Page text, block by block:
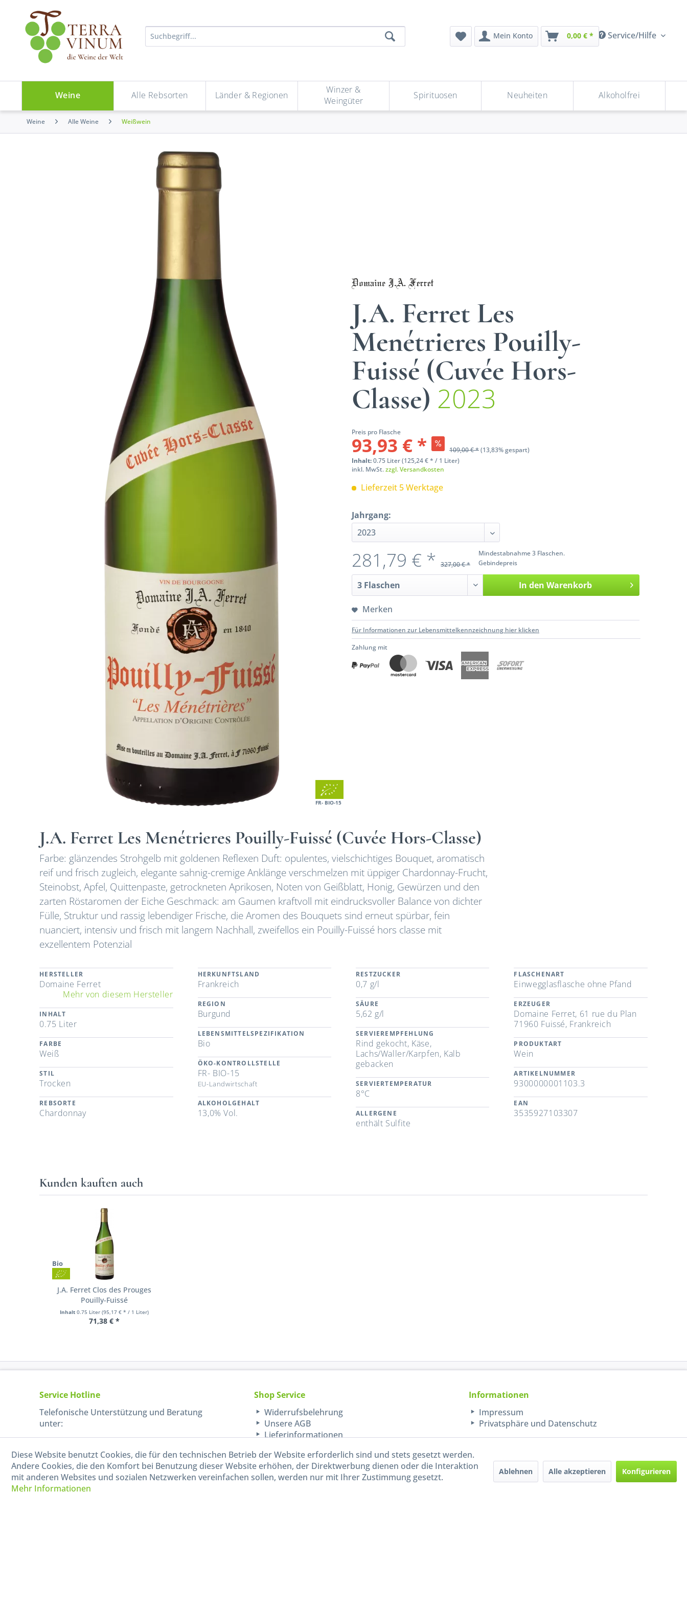
Service/Hilfe
Mein Konto 0,00 € *
Weine Alle Rebsorten Länder & Regionen
Winzer &
Weingüter
Spirituosen Neuheiten Alkoholfrei
Weine Alle Weine Weißwein
FR- BIO-15
J.A. Ferret Les
Menétrieres Pouilly-
Fuissé (Cuvée Hors-
Classe) 2023
Preis pro Flasche
93,93 € * 109,00 € *(13,83% gespart)
Inhalt:0.75 Liter (125,24 € * / 1 Liter)
inkl. MwSt.zzgl. Versandkosten
Lieferzeit 5 Werktage
Jahrgang:
Mindestabnahme 3 Flaschen.
Gebindepreis
281,79 € * 327,00 € *
In den Warenkorb
Merken
Für Informationen zur Lebensmittelkennzeichnung hier klicken
Zahlung mit
J.A. Ferret Les Menétrieres Pouilly-Fuissé (Cuvée Hors-Classe)
Farbe: glänzendes Strohgelb mit goldenen Reflexen Duft: opulentes, vielschichtiges Bouquet, aromatisch
reif und frisch zugleich, elegante sahnig-cremige Anklänge verschmelzen mit üppiger Chardonnay-Frucht,
Steinobst, Apfel, Quittenpaste, getrockneten Aprikosen, Noten von Geißblatt, Honig, Gewürzen und den
zarten Röstaromen der Eiche Geschmack: am Gaumen kraftvoll mit eindrucksvoller Balance von dichter
Fülle, Struktur und rassig lebendiger Frische, die Aromen des Bouquets sind erneut spürbar, fein
nuanciert, intensiv und frisch mit langem Nachhall, zweifellos ein Pouilly-Fuissé hors classe mit
exzellentem Potenzial
HERSTELLER
Domaine Ferret
Mehr von diesem Hersteller
INHALT
0.75 Liter
FARBE
Weiß
STIL
Trocken
REBSORTE
Chardonnay
HERKUNFTSLAND
Frankreich
REGION
Burgund
LEBENSMITTELSPEZIFIKATION
Bio
ÖKO-KONTROLLSTELLE
FR- BIO-15
EU-Landwirtschaft
ALKOHOLGEHALT
13,0% Vol.
RESTZUCKER
0,7 g/l
SÄURE
5,62 g/l
SERVIEREMPFEHLUNG
Rind gekocht, Käse,
Lachs/Waller/Karpfen, Kalb
gebacken
SERVIERTEMPERATUR
8°C
ALLERGENE
enthält Sulfite
FLASCHENART
Einwegglasflasche ohne Pfand
ERZEUGER
Domaine Ferret, 61 rue du Plan
71960 Fuissé, Frankreich
PRODUKTART
Wein
ARTIKELNUMMER
9300000001103.3
EAN
3535927103307
Kunden kauften auch
Bio
J.A. Ferret Clos des Prouges
Pouilly-Fuissé
Inhalt0.75 Liter(95,17 € * / 1 Liter)
71,38 € *
Service Hotline
Telefonische Unterstützung und Beratung
unter:
040-880 99 770
Mo-Fr, 09:00 - 15:00 Uhr
Shop Service
Widerrufsbelehrung
Unsere AGB
Lieferinformationen
Informationen
Impressum
Privatsphäre und Datenschutz
Diese Website benutzt Cookies, die für den technischen Betrieb der Website erforderlich sind und stets gesetzt werden.
Andere Cookies, die den Komfort bei Benutzung dieser Website erhöhen, der Direktwerbung dienen oder die Interaktion
mit anderen Websites und sozialen Netzwerken vereinfachen sollen, werden nur mit Ihrer Zustimmung gesetzt.
Mehr Informationen
Ablehnen Alle akzeptieren Konfigurieren